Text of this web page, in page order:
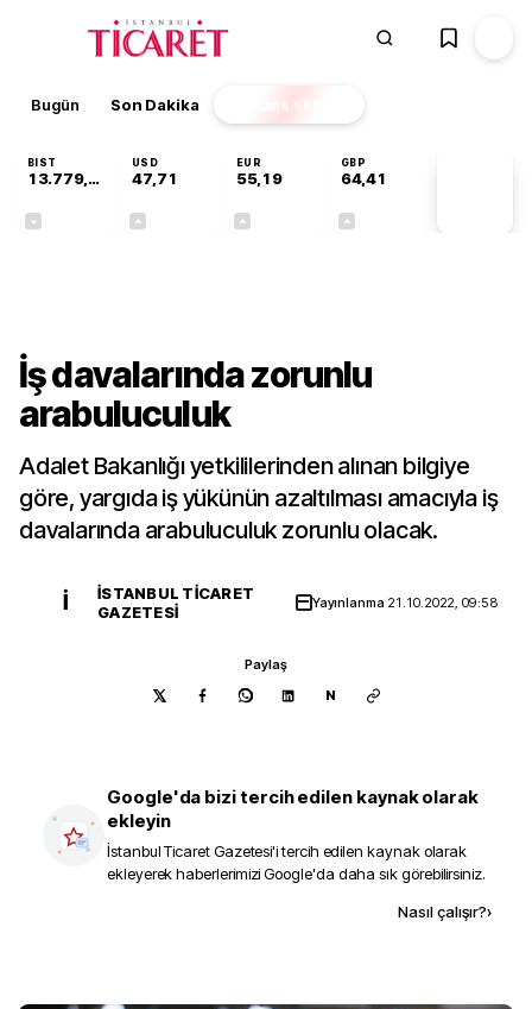
Bugün Son Dakika Finans EKSTRA
BIST
13.779,39
USD
47,71
EUR
55,19
GBP
64,41
İş davalarında zorunlu
arabuluculuk
Adalet Bakanlığı yetkililerinden alınan bilgiye
göre, yargıda iş yükünün azaltılması amacıyla iş
davalarında arabuluculuk zorunlu olacak.
İ
İSTANBUL TICARET
GAZETESI
Yayınlanma 21.10.2022, 09:58
Paylaş
N
Google'da bizi tercih edilen kaynak olarak
ekleyin
İstanbul Ticaret Gazetesi'i tercih edilen kaynak olarak
ekleyerek haberlerimizi Google'da daha sık görebilirsiniz.
Nasıl çalışır?›